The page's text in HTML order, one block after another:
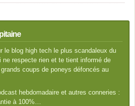
le blog high tech le plus scandaleux du
ne respecte rien et te tient informé de
coups de poneys défoncés au
hebdomadaire et autres conneries :
à 100%…